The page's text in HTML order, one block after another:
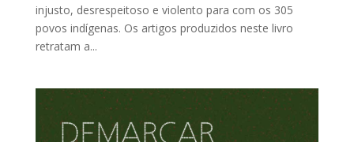
injusto, desrespeitoso e violento para com os 305
povos indígenas. Os artigos produzidos neste livro
retratam a...